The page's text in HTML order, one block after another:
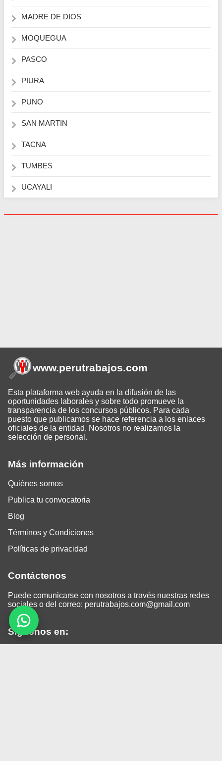
MADRE DE DIOS
MOQUEGUA
PASCO
PIURA
PUNO
SAN MARTIN
TACNA
TUMBES
UCAYALI
Más información
Quiénes somos
Publica tu convocatoria
Blog
Términos y Condiciones
Políticas de privacidad
Contáctenos
Puede comunicarse con nosotros a través nuestras redes
sociales o del correo: perutrabajos.com@gmail.com
Siguenos en:
www.perutrabajos.com
Esta plataforma web ayuda en la difusión de las
oportunidades laborales y sobre todo promueve la
transparencia de los concursos públicos. Para cada
puesto que publicamos se hace referencia a los enlaces
oficiales de la entidad. Nosotros no realizamos la
selección de personal.